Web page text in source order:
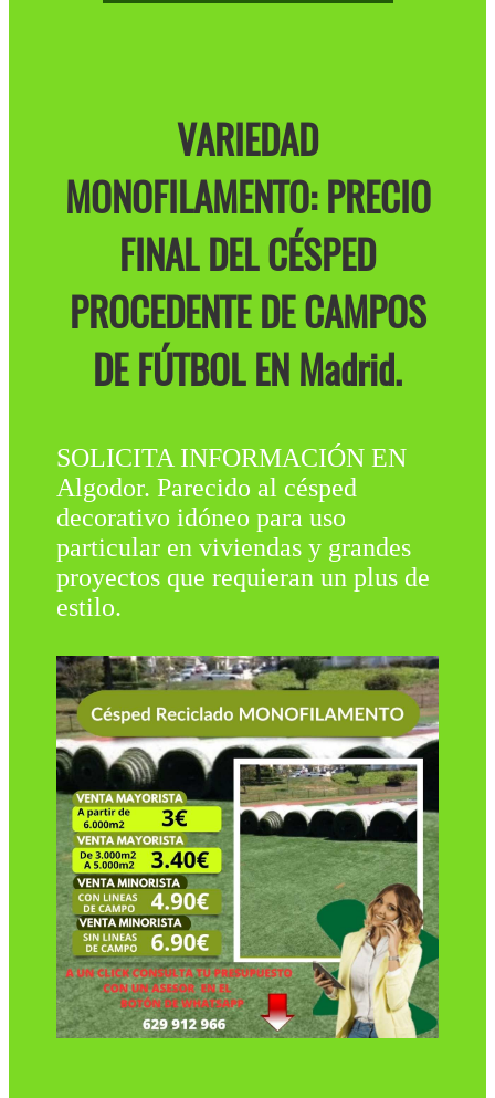
VARIEDAD
MONOFILAMENTO: PRECIO
FINAL DEL CÉSPED
PROCEDENTE DE CAMPOS
DE FÚTBOL EN Madrid.
SOLICITA INFORMACIÓN EN
Algodor. Parecido al césped
decorativo idóneo para uso
particular en viviendas y grandes
proyectos que requieran un plus de
estilo.